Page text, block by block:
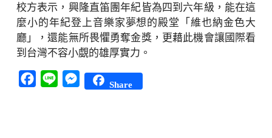
校方表示，興隆直笛團年紀皆為四到六年級，能在這
麼小的年紀登上音樂家夢想的殿堂「維也納金色大
廳」，還能無所畏懼勇奪金獎，更藉此機會讓國際看
到台灣不容小覷的雄厚實力。
Facebook
Line Messenger
Share